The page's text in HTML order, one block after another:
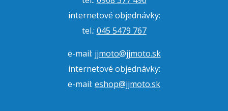
internetové objednávky:
tel.: 045 5479 767
e-mail: jjmoto@jjmoto.sk
internetové objednávky:
e-mail: eshop@jjmoto.sk